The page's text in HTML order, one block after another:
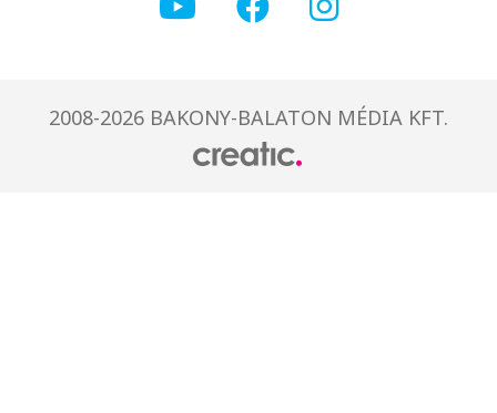
2008-2026 BAKONY-BALATON MÉDIA KFT.